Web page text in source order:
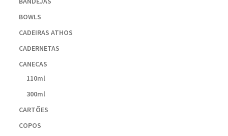
BOWLS
CADEIRAS ATHOS
CADERNETAS
CANECAS
110ml
300ml
CARTÕES
COPOS